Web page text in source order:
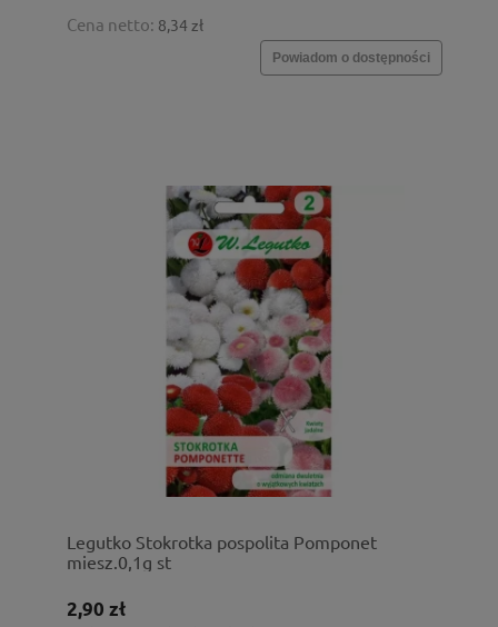
Cena netto: 8,34 zł
Powiadom o dostępności
Legutko Stokrotka pospolita Pomponet
miesz.0,1g st
2,90 zł